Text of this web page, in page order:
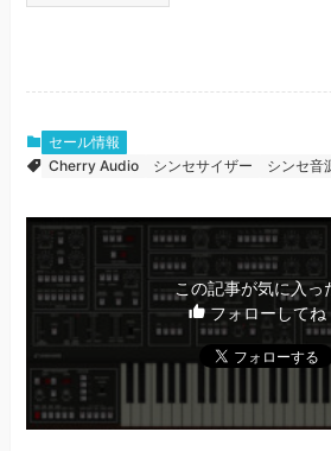
セール情報
Cherry Audio
シンセサイザー シンセ音
この記事が気に入っ
フォローしてね